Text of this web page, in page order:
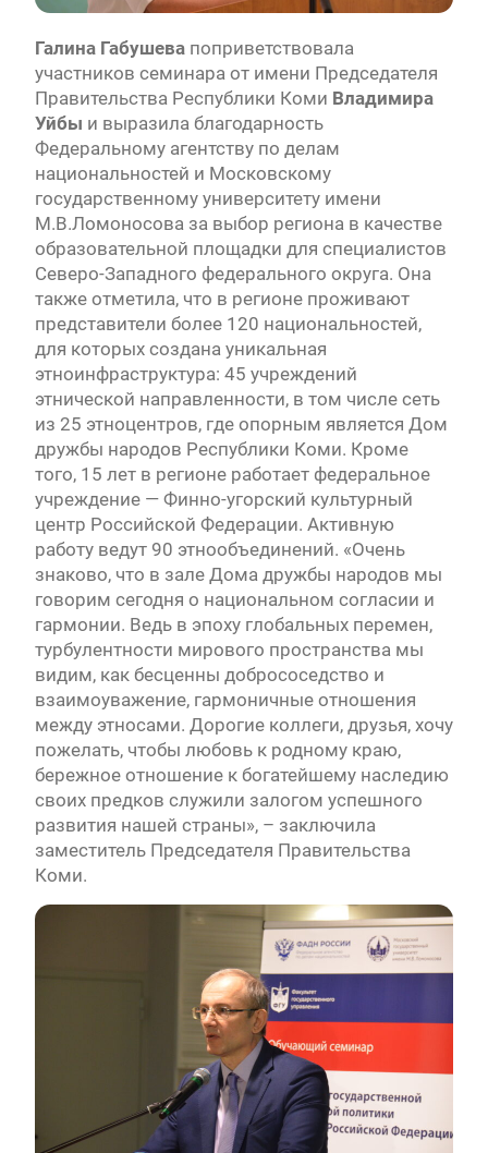
Галина Габушевапоприветствовала
участников семинара от имени Председателя
Правительства Республики Коми Владимира
Уйбы и выразила благодарность
Федеральному агентству по делам
национальностей и Московскому
государственному университету имени
М.В.Ломоносова за выбор региона в качестве
образовательной площадки для специалистов
Северо-Западного федерального округа. Она
также отметила, что в регионе проживают
представители более 120 национальностей,
для которых создана уникальная
этноинфраструктура: 45 учреждений
этнической направленности, в том числе сеть
из 25 этноцентров, где опорным является Дом
дружбы народов Республики Коми. Кроме
того, 15 лет в регионе работает федеральное
учреждение — Финно-угорский культурный
центр Российской Федерации. Активную
работу ведут 90 этнообъединений. «Очень
знаково, что в зале Дома дружбы народов мы
говорим сегодня о национальном согласии и
гармонии. Ведь в эпоху глобальных перемен,
турбулентности мирового пространства мы
видим, как бесценны добрососедство и
взаимоуважение, гармоничные отношения
между этносами. Дорогие коллеги, друзья, хочу
пожелать, чтобы любовь к родному краю,
бережное отношение к богатейшему наследию
своих предков служили залогом успешного
развития нашей страны», – заключила
заместитель Председателя Правительства
Коми.